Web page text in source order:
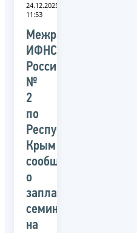
24.12.2025
11:53
Межрайонная
ИФНС
России
№
2
по
Республике
Крым
сообщает
о
запланированных
семинарах
на